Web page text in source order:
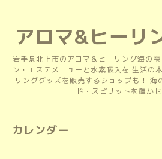
アロマ&ヒーリ
岩手県北上市のアロマ＆ヒーリング海の
ン・エステメニューと水素吸入を 生活の
リンググッズを販売するショップも！ 海
ド・スピリットを輝か
カレンダー